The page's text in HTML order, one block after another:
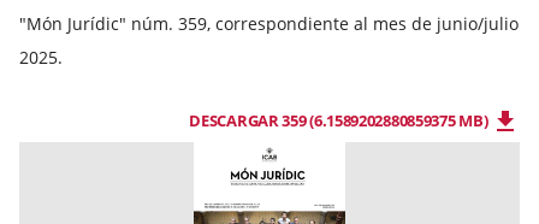
"Món Jurídic" núm. 359, correspondiente al mes de junio/julio
2025.
DESCARGAR 359 (6.1589202880859375 MB)